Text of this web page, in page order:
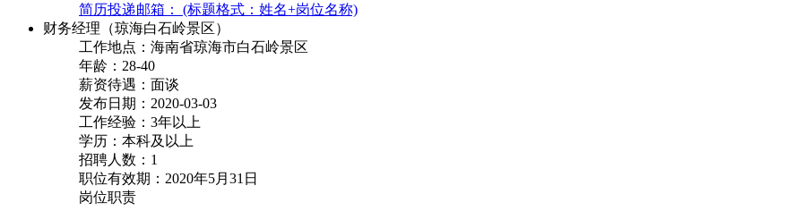
简历投递邮箱： (标题格式：姓名+岗位名称)
财务经理（琼海白石岭景区）
工作地点：海南省琼海市白石岭景区
年龄：28-40
薪资待遇：面谈
发布日期：2020-03-03
工作经验：3年以上
学历：本科及以上
招聘人数：1
职位有效期：2020年5月31日
岗位职责